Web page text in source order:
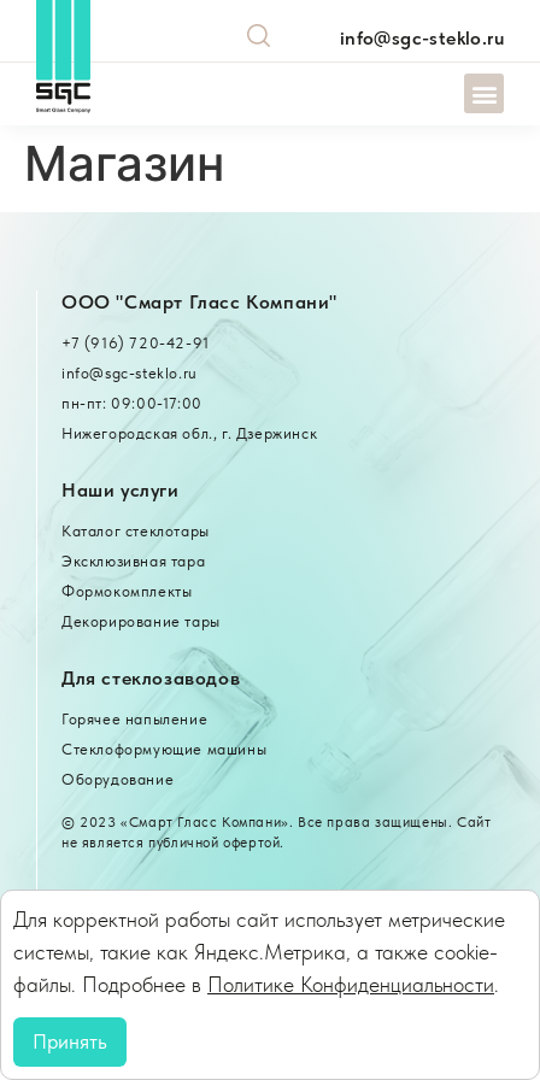
info@sgc-steklo.ru
Магазин
OOO "Смарт Гласс Компани"
+7 (916) 720-42-91
info@sgc-steklo.ru
пн-пт: 09:00-17:00
Нижегородская обл., г. Дзержинск
Наши услуги
Каталог стеклотары
Эксклюзивная тара
Формокомплекты
Декорирование тары
Для стеклозаводов
Горячее напыление
Стеклоформующие машины
Оборудование
© 2023 «Смарт Гласс Компани». Все права защищены. Сайт
не является публичной офертой.
Сайт разработан в компании
Политика конфиденциальности
Для корректной работы сайт использует метрические
системы, такие как Яндекс.Метрика, а также cookie-
файлы. Подробнее в Политике Конфиденциальности.
Принять